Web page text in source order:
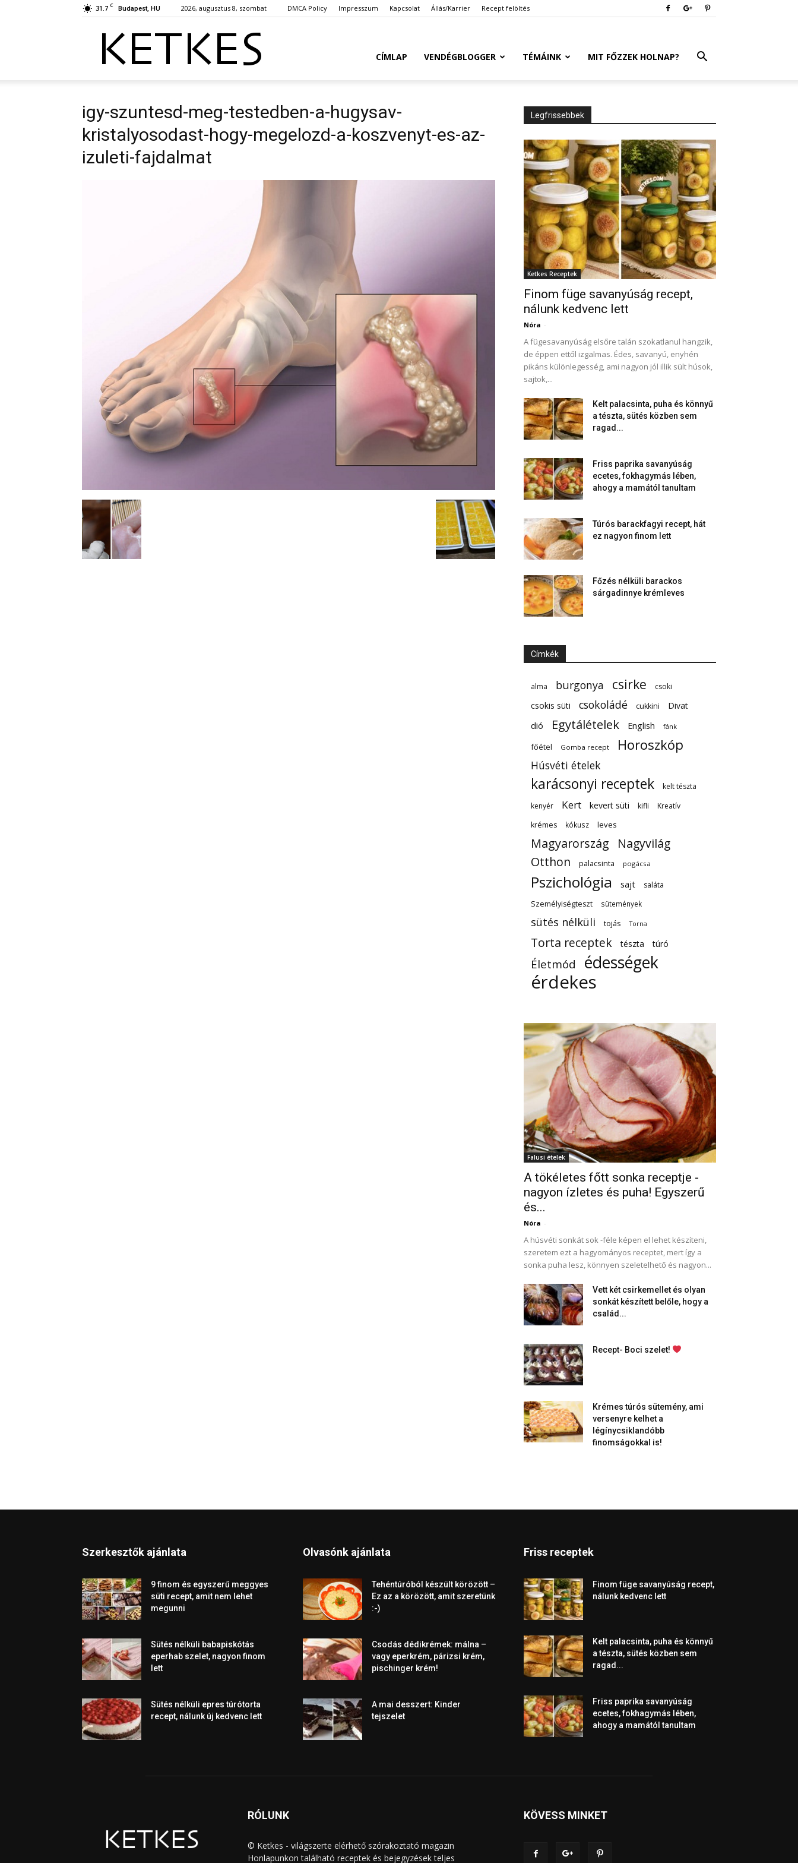
31.7 C Budapest, HU 2026, augusztus 8, szombat DMCA Policy Impresszum Kapcsolat Állás/Karrier Recept felöltés
CÍMLAP VENDÉGBLOGGER TÉMÁINK MIT FŐZZEK HOLNAP?
igy-szuntesd-meg-testedben-a-hugysav-
kristalyosodast-hogy-megelozd-a-koszvenyt-es-az-
izuleti-fajdalmat
Legfrissebbek
Ketkes Receptek
Finom füge savanyúság recept,
nálunk kedvenc lett
Nóra -
A fügesavanyúság elsőre talán szokatlanul hangzik,
de éppen ettől izgalmas. Édes, savanyú, enyhén
pikáns különlegesség, ami nagyon jól illik sült húsok,
sajtok,...
Kelt palacsinta, puha és könnyű
a tészta, sütés közben sem
ragad...
Friss paprika savanyúság
ecetes, fokhagymás lében,
ahogy a mamától tanultam
Túrós barackfagyi recept, hát
ez nagyon finom lett
Főzés nélküli barackos
sárgadinnye krémleves
Címkék
alma burgonya csirke csoki
csokis süti csokoládé cukkini Divat
dió Egytálételek English fánk
főétel Gomba recept Horoszkóp
Húsvéti ételek
karácsonyi receptek
kelt tészta
kenyér
Kert kevert süti kifli
Kreatív
krémes
kókusz leves
Magyarország
Nagyvilág
Otthon
palacsinta pogácsa
Pszichológia sajt
saláta
Személyiségteszt
sütemények
sütés nélküli tojás Torna
Torta receptek tészta túró
Életmód édességek
érdekes
Falusi ételek
A tökéletes főtt sonka receptje -
nagyon ízletes és puha! Egyszerű
és...
Nóra -
A húsvéti sonkát sok -féle képen el lehet készíteni,
szeretem ezt a hagyományos receptet, mert így a
sonka puha lesz, könnyen szeletelhető és nagyon...
Vett két csirkemellet és olyan
sonkát készített belőle, hogy a
család...
Recept- Boci szelet!
Krémes túrós sütemény, ami
versenyre kelhet a
légínycsiklandóbb
finomságokkal is!
Szerkesztők ajánlata
9 finom és egyszerű meggyes
süti recept, amit nem lehet
megunni
Sütés nélküli babapiskótás
eperhab szelet, nagyon finom
lett
Sütés nélküli epres túrótorta
recept, nálunk új kedvenc lett
Olvasónk ajánlata
Tehéntúróból készült körözött –
Ez az a körözött, amit szeretünk
:-)
Csodás dédikrémek: málna –
vagy eperkrém, párizsi krém,
pischinger krém!
A mai desszert: Kinder
tejszelet
Friss receptek
Finom füge savanyúság recept,
nálunk kedvenc lett
Kelt palacsinta, puha és könnyű
a tészta, sütés közben sem
ragad...
Friss paprika savanyúság
ecetes, fokhagymás lében,
ahogy a mamától tanultam
RÓLUNK
© Ketkes - világszerte elérhető szórakoztató magazin
Honlapunkon található receptek és bejegyzések teljes
KÖVESS MINKET